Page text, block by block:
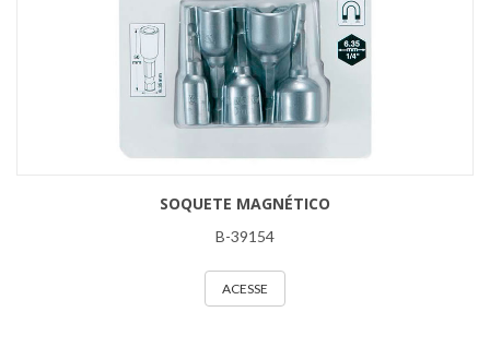
SOQUETE MAGNÉTICO
B-39154
ACESSE